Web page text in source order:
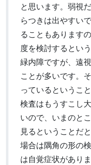
と思います。弱視
らつきは出やすい
ることもあります
度を検討するとい
緑内障ですが、遠
ことが多いです。
っているというこ
検査はもうすこし
いので、いまのと
見るということだ
場合は隅角の形の
は自覚症状があり